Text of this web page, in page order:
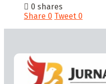
0 shares
Share 0 Tweet 0